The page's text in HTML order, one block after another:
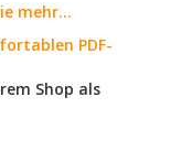
mehr...
PDF-
Shop als